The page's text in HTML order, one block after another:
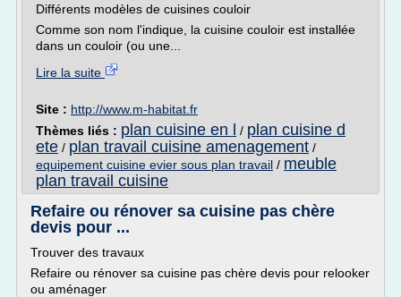
Différents modèles de cuisines couloir
Comme son nom l'indique, la cuisine couloir est installée
dans un couloir (ou une...
Lire la suite
Site : http://www.m-habitat.fr
Thèmes liés : plan cuisine en l / plan cuisine d
ete / plan travail cuisine amenagement /
equipement cuisine evier sous plan travail / meuble
plan travail cuisine
Refaire ou rénover sa cuisine pas chère
devis pour ...
Trouver des travaux
Refaire ou rénover sa cuisine pas chère devis pour relooker
ou aménager